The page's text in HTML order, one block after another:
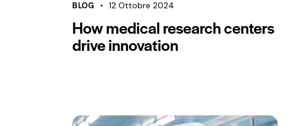
BLOG 12 Ottobre 2024
How medical research centers
drive innovation